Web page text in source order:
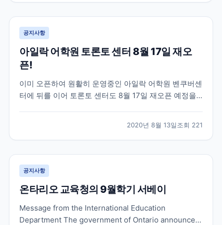
공지사항
아일락 어학원 토론토 센터 8월 17일 재오
픈!
이미 오픈하여 원활히 운영중인 아일락 어학원 벤쿠버센
터에 뒤를 이어 토론토 센터도 8월 17일 재오픈 예정을
Vancouver has been running in-person classes
sinc...
2020년 8월 13일조회 221
공지사항
온타리오 교육청의 9월학기 서베이
Message from the International Education
Department The government of Ontario announced